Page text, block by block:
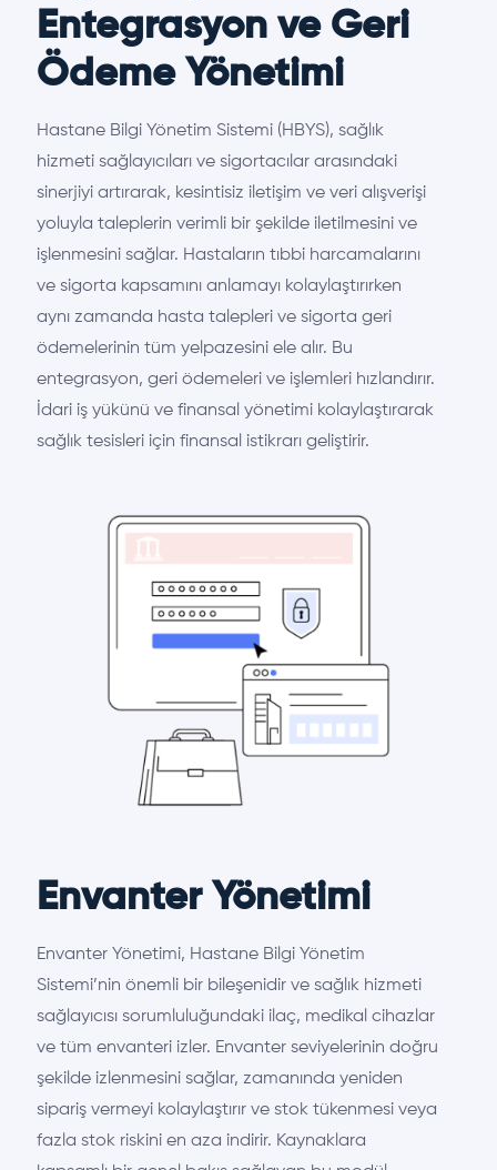
Entegrasyon ve Geri
Ödeme Yönetimi
Hastane Bilgi Yönetim Sistemi (HBYS), sağlık
hizmeti sağlayıcıları ve sigortacılar arasındaki
sinerjiyi artırarak, kesintisiz iletişim ve veri alışverişi
yoluyla taleplerin verimli bir şekilde iletilmesini ve
işlenmesini sağlar. Hastaların tıbbi harcamalarını
ve sigorta kapsamını anlamayı kolaylaştırırken
aynı zamanda hasta talepleri ve sigorta geri
ödemelerinin tüm yelpazesini ele alır. Bu
entegrasyon, geri ödemeleri ve işlemleri hızlandırır.
İdari iş yükünü ve finansal yönetimi kolaylaştırarak
sağlık tesisleri için finansal istikrarı geliştirir.
Envanter Yönetimi
Envanter Yönetimi, Hastane Bilgi Yönetim
Sistemi’nin önemli bir bileşenidir ve sağlık hizmeti
sağlayıcısı sorumluluğundaki ilaç, medikal cihazlar
ve tüm envanteri izler. Envanter seviyelerinin doğru
şekilde izlenmesini sağlar, zamanında yeniden
sipariş vermeyi kolaylaştırır ve stok tükenmesi veya
fazla stok riskini en aza indirir. Kaynaklara